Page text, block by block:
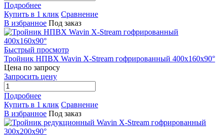
Подробнее
Купить в 1 клик Сравнение
В избранное Под заказ
Быстрый просмотр
Тройник НПВХ Wavin X-Stream гофрированный 400х160х90°
Цена по запросу
Запросить цену
Подробнее
Купить в 1 клик Сравнение
В избранное Под заказ